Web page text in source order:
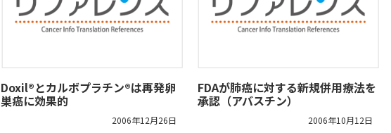
Doxil®とカルボプラチン®は再発卵
巣癌に効果的
2006年12月26日
FDAが肺癌に対する新規併用療法を
承認（アバスチン）
2006年10月12日